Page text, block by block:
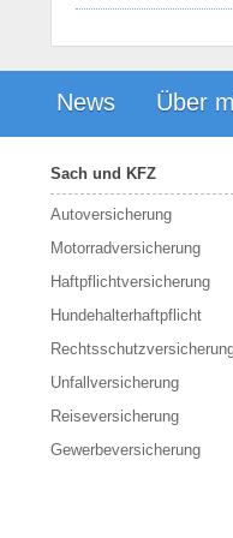
News Über
Sach und KFZ
Autoversicherung
Motorradversicherung
Haftpflichtversicherung
Hundehalterhaftpflicht
Unfallversicherung
Reiseversicherung
Gewerbeversicherung